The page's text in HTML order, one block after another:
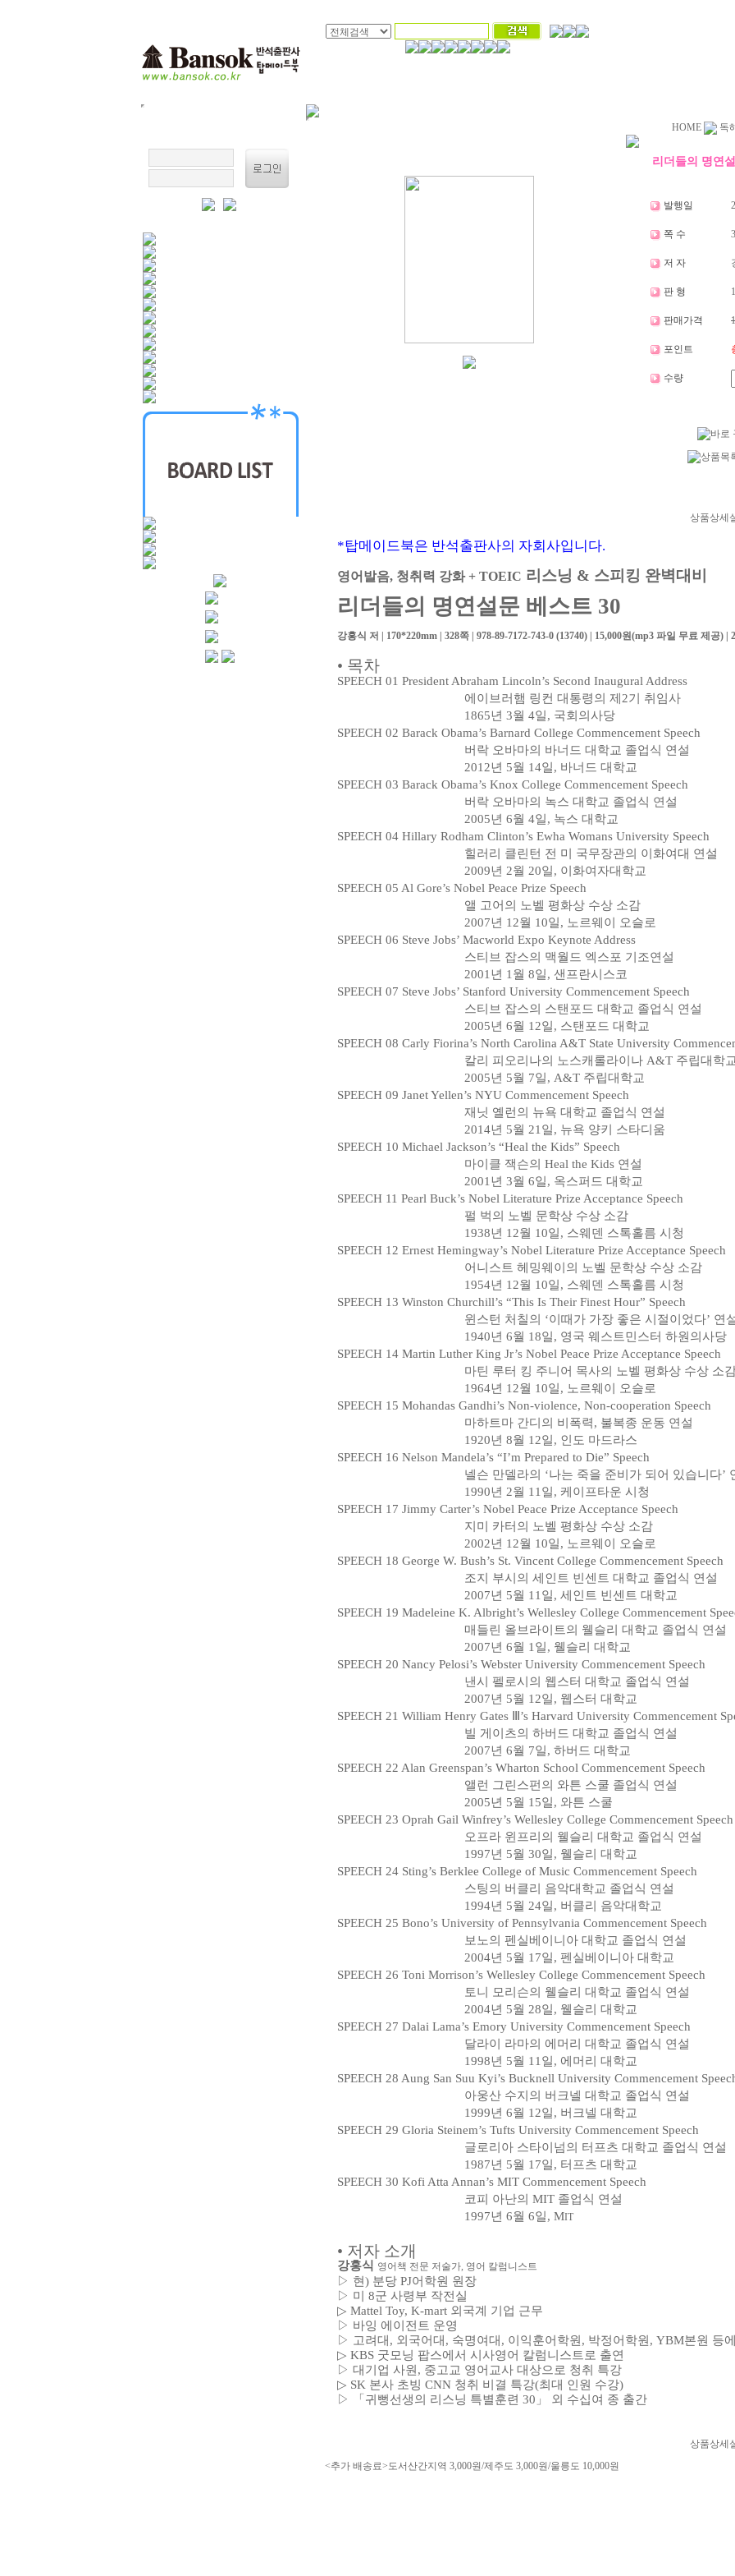
HOME 독
리더들의 명연
발행일
쪽 수
저 자
판 형
판매가격
포인트
수량
상품상세
*탑메이드북은 반석출판사의 자회사입니다.
영어발음, 청취력 강화 + TOEIC 리스닝 & 스피킹 완벽대비
리더들의 명연설문 베스트 30
강홍식 저 | 170*220mm | 328쪽 | 978-89-7172-743-0 (13740) | 15,000원(mp3 파일 무료 제공) |
• 목차
SPEECH 01 President Abraham Lincoln’s Second Inaugural Address
에이브러햄 링컨 대통령의 제2기 취임사
1865년 3월 4일, 국회의사당
SPEECH 02 Barack Obama’s Barnard College Commencement Speech
버락 오바마의 바너드 대학교 졸업식 연설
2012년 5월 14일, 바너드 대학교
SPEECH 03 Barack Obama’s Knox College Commencement Speech
버락 오바마의 녹스 대학교 졸업식 연설
2005년 6월 4일, 녹스 대학교
SPEECH 04 Hillary Rodham Clinton’s Ewha Womans University Speech
힐러리 클린턴 전 미 국무장관의 이화여대 연설
2009년 2월 20일, 이화여자대학교
SPEECH 05 Al Gore’s Nobel Peace Prize Speech
앨 고어의 노벨 평화상 수상 소감
2007년 12월 10일, 노르웨이 오슬로
SPEECH 06 Steve Jobs’ Macworld Expo Keynote Address
스티브 잡스의 맥월드 엑스포 기조연설
2001년 1월 8일, 샌프란시스코
SPEECH 07 Steve Jobs’ Stanford University Commencement Speech
스티브 잡스의 스탠포드 대학교 졸업식 연설
2005년 6월 12일, 스탠포드 대학교
SPEECH 08 Carly Fiorina’s North Carolina A&T State University
칼리 피오리나의 노스캐롤라이나 A&T 주립대학
2005년 5월 7일, A&T 주립대학교
SPEECH 09 Janet Yellen’s NYU Commencement Speech
재닛 옐런의 뉴욕 대학교 졸업식 연설
2014년 5월 21일, 뉴욕 양키 스타디움
SPEECH 10 Michael Jackson’s “Heal the Kids” Speech
마이클 잭슨의 Heal the Kids 연설
2001년 3월 6일, 옥스퍼드 대학교
SPEECH 11 Pearl Buck’s Nobel Literature Prize Acceptance Speech
펄 벅의 노벨 문학상 수상 소감
1938년 12월 10일, 스웨덴 스톡홀름 시청
SPEECH 12 Ernest Hemingway’s Nobel Literature Prize Acceptance Speech
어니스트 헤밍웨이의 노벨 문학상 수상 소감
1954년 12월 10일, 스웨덴 스톡홀름 시청
SPEECH 13 Winston Churchill’s “This Is Their Finest Hour” Speech
윈스턴 처칠의 ‘이때가 가장 좋은 시절이었다’ 연
1940년 6월 18일, 영국 웨스트민스터 하원의사당
SPEECH 14 Martin Luther King Jr’s Nobel Peace Prize Acceptance Speech
마틴 루터 킹 주니어 목사의 노벨 평화상 수상 소
1964년 12월 10일, 노르웨이 오슬로
SPEECH 15 Mohandas Gandhi’s Non-violence, Non-cooperation Speech
마하트마 간디의 비폭력, 불복종 운동 연설
1920년 8월 12일, 인도 마드라스
SPEECH 16 Nelson Mandela’s “I’m Prepared to Die” Speech
넬슨 만델라의 ‘나는 죽을 준비가 되어 있습니다’
1990년 2월 11일, 케이프타운 시청
SPEECH 17 Jimmy Carter’s Nobel Peace Prize Acceptance Speech
지미 카터의 노벨 평화상 수상 소감
2002년 12월 10일, 노르웨이 오슬로
SPEECH 18 George W. Bush’s St. Vincent College Commencement Speech
조지 부시의 세인트 빈센트 대학교 졸업식 연설
2007년 5월 11일, 세인트 빈센트 대학교
SPEECH 19 Madeleine K. Albright’s Wellesley College Commencement
매들린 올브라이트의 웰슬리 대학교 졸업식 연설
2007년 6월 1일, 웰슬리 대학교
SPEECH 20 Nancy Pelosi’s Webster University Commencement Speech
낸시 펠로시의 웹스터 대학교 졸업식 연설
2007년 5월 12일, 웹스터 대학교
SPEECH 21 William Henry Gates Ⅲ’s Harvard University Commencement
빌 게이츠의 하버드 대학교 졸업식 연설
2007년 6월 7일, 하버드 대학교
SPEECH 22 Alan Greenspan’s Wharton School Commencement Speech
앨런 그린스펀의 와튼 스쿨 졸업식 연설
2005년 5월 15일, 와튼 스쿨
SPEECH 23 Oprah Gail Winfrey’s Wellesley College Commencement Speech
오프라 윈프리의 웰슬리 대학교 졸업식 연설
1997년 5월 30일, 웰슬리 대학교
SPEECH 24 Sting’s Berklee College of Music Commencement Speech
스팅의 버클리 음악대학교 졸업식 연설
1994년 5월 24일, 버클리 음악대학교
SPEECH 25 Bono’s University of Pennsylvania Commencement Speech
보노의 펜실베이니아 대학교 졸업식 연설
2004년 5월 17일, 펜실베이니아 대학교
SPEECH 26 Toni Morrison’s Wellesley College Commencement Speech
토니 모리슨의 웰슬리 대학교 졸업식 연설
2004년 5월 28일, 웰슬리 대학교
SPEECH 27 Dalai Lama’s Emory University Commencement Speech
달라이 라마의 에머리 대학교 졸업식 연설
1998년 5월 11일, 에머리 대학교
SPEECH 28 Aung San Suu Kyi’s Bucknell University Commencement
아웅산 수지의 버크넬 대학교 졸업식 연설
1999년 6월 12일, 버크넬 대학교
SPEECH 29 Gloria Steinem’s Tufts University Commencement Speech
글로리아 스타이넘의 터프츠 대학교 졸업식 연설
1987년 5월 17일, 터프츠 대학교
SPEECH 30 Kofi Atta Annan’s MIT Commencement Speech
코피 아난의 MIT 졸업식 연설
1997년 6월 6일, MIT
• 저자 소개
강홍식 영어책 전문 저술가, 영어 칼럼니스트
▷ 현) 분당 PJ어학원 원장
▷ 미 8군 사령부 작전실
▷ Mattel Toy, K-mart 외국계 기업 근무
▷ 바잉 에이전트 운영
▷ 고려대, 외국어대, 숙명여대, 이익훈어학원, 박정어학원, YBM본원 등
▷ KBS 굿모닝 팝스에서 시사영어 칼럼니스트로 출연
▷ 대기업 사원, 중고교 영어교사 대상으로 청취 특강
▷ SK 본사 초빙 CNN 청취 비결 특강(최대 인원 수강)
▷ 「귀뻥선생의 리스닝 특별훈련 30」 외 수십여 종 출간
상품상세
<추가 배송료>도서산간지역 3,000원/제주도 3,000원/울릉도 10,000원